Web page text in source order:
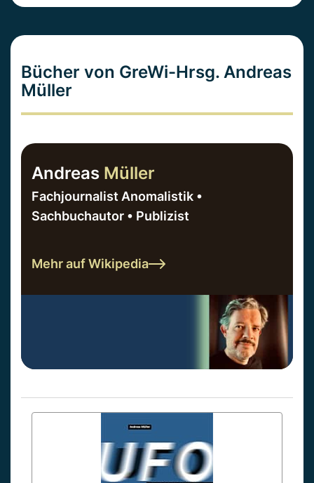
Bücher von GreWi-Hrsg. Andreas
Müller
Andreas Müller
Fachjournalist Anomalistik •
Sachbuchautor • Publizist
Mehr auf Wikipedia